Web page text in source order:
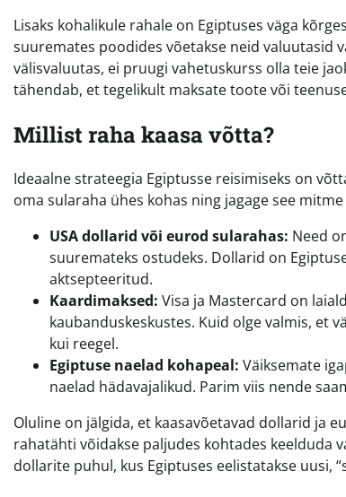
Lisaks kohalikule rahale on Egiptuses väga
suuremates poodides võetakse neid valuutasid
välisvaluutas, ei pruugi vahetuskurss olla teie
tähendab, et tegelikult maksate toote või
Millist raha kaasa võtta?
Ideaalne strateegia Egiptusse reisimiseks on
oma sularaha ühes kohas ning jagage see
USA dollarid või eurod sularahas: Need
suuremateks ostudeks. Dollarid on
aktsepteeritud.
Kaardimaksed: Visa ja Mastercard on
kaubanduskeskustes. Kuid olge valmis, et
kui reegel.
Egiptuse naelad kohapeal: Väiksemate
naelad hädavajalikud. Parim viis nende
Oluline on jälgida, et kaasavõetavad dollarid ja
rahatähti võidakse paljudes kohtades keelduda
dollarite puhul, kus Egiptuses eelistatakse uusi,